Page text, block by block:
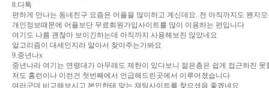
8.다톡
편하게 만나는 동네친구 요즘은 어플을 많이하고 계신데요..전 아직까지도 왠지모
개인정보때문에 어플보단 무료회원가입사이트를 많이 이용하는 편입니다
여기도 나름 괜찮아 보이긴하는데 아직까지 사용해보진 않았네요
알고리즘이 대세인지라 알아서 찾아주는가봐요
9.중년나x
중년나라 여기는 연령대가 아무래도 제한이 있다보니 젊은층은 쉽게 접근하진 못
저도 홈런이나 이런건 첫번째에서 언급해드린곳에서 이루어졌습니다
여러군데 비교해보시고 본인한테 맞는 채팅사이트를 찾으셨음 좋겠네요